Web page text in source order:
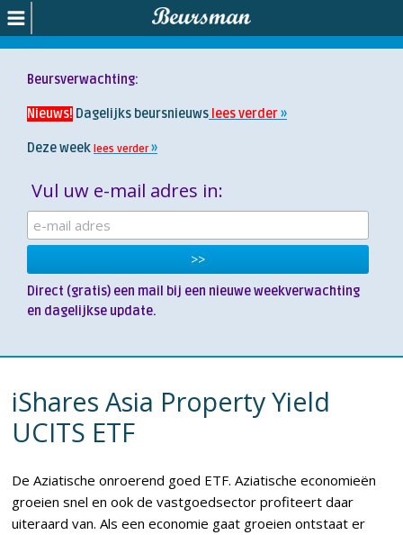
Beursverwachting:
Nieuws! Dagelijks beursnieuws lees verder
Deze week lees verder
Vul uw e-mail adres in:
Direct (gratis) een mail bij een nieuwe weekverwachting
en dagelijkse update.
iShares Asia Property Yield
UCITS ETF
De Aziatische onroerend goed ETF. Aziatische economieën
groeien snel en ook de vastgoedsector profiteert daar
uiteraard van. Als een economie gaat groeien ontstaat er